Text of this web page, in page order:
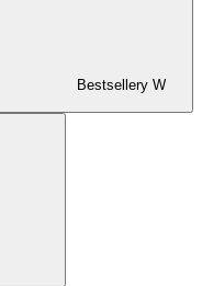
Bestsellery W